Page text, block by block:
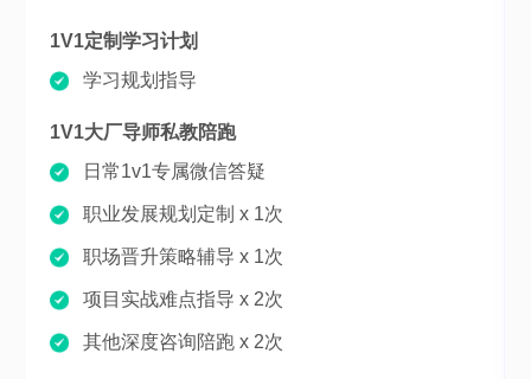
1V1定制学习计划
学习规划指导
1V1大厂导师私教陪跑
日常1v1专属微信答疑
职业发展规划定制 x 1次
职场晋升策略辅导 x 1次
项目实战难点指导 x 2次
其他深度咨询陪跑 x 2次